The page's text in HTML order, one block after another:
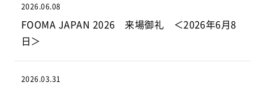
2026.06.08
FOOMA JAPAN 2026 来場御礼 ＜2026年6月8
日＞
2026.03.31